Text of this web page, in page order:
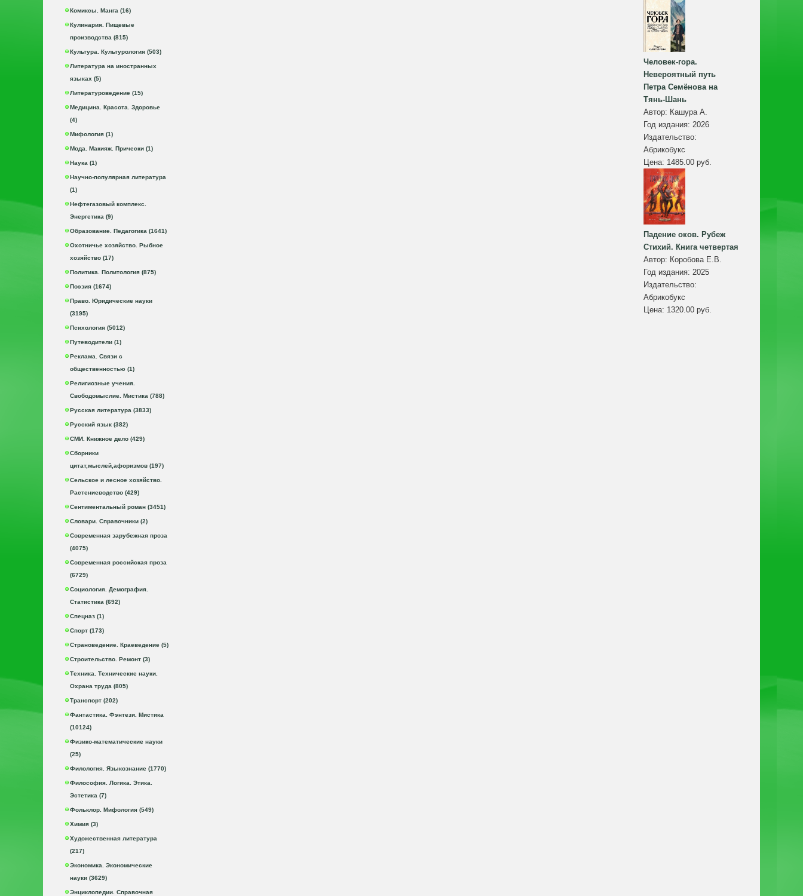
Комиксы. Манга (16)
Кулинария. Пищевые
производства (815)
Культура. Культурология (503)
Литература на иностранных
языках (5)
Литературоведение (15)
Медицина. Красота. Здоровье
(4)
Мифология (1)
Мода. Макияж. Прически (1)
Наука (1)
Научно-популярная литература
(1)
Нефтегазовый комплекс.
Энергетика (9)
Образование. Педагогика (1641)
Охотничье хозяйство. Рыбное
хозяйство (17)
Политика. Политология (875)
Поэзия (1674)
Право. Юридические науки
(3195)
Психология (5012)
Путеводители (1)
Реклама. Связи с
общественностью (1)
Религиозные учения.
Свободомыслие. Мистика (788)
Русская литература (3833)
Русский язык (382)
СМИ. Книжное дело (429)
Сборники
цитат,мыслей,афоризмов (197)
Сельское и лесное хозяйство.
Растениеводство (429)
Сентиментальный роман (3451)
Словари. Справочники (2)
Современная зарубежная проза
(4075)
Современная российская проза
(6729)
Социология. Демография.
Статистика (692)
Спецназ (1)
Спорт (173)
Страноведение. Краеведение (5)
Строительство. Ремонт (3)
Техника. Технические науки.
Охрана труда (805)
Транспорт (202)
Фантастика. Фэнтези. Мистика
(10124)
Физико-математические науки
(25)
Филология. Языкознание (1770)
Философия. Логика. Этика.
Эстетика (7)
Фольклор. Мифология (549)
Химия (3)
Художественная литература
(217)
Экономика. Экономические
науки (3629)
Энциклопедии. Справочная
Человек-гора.
Невероятный путь
Петра Семёнова на
Тянь-Шань
Автор: Кашура А.
Год издания: 2026
Издательство:
Абрикобукс
Цена: 1485.00 руб.
Падение оков. Рубеж
Стихий. Книга четвертая
Автор: Коробова Е.В.
Год издания: 2025
Издательство:
Абрикобукс
Цена: 1320.00 руб.